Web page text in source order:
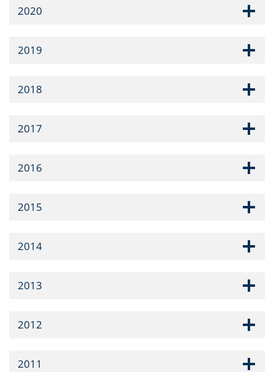
2020
2019
2018
2017
2016
2015
2014
2013
2012
2011